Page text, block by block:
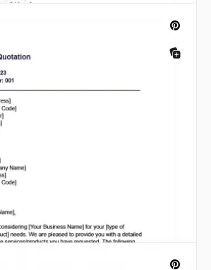
básico
o processo de cotação?
Cotação de Preço Básico está aqui